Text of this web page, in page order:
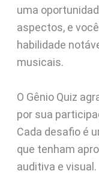
uma
aspectos, e
habilidade
musicais.
O Gênio Quiz
por sua
Cada desafio é
que tenham
auditiva e visual.